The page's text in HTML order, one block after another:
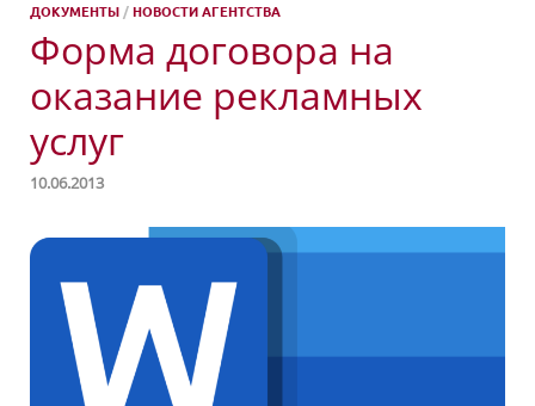
ДОКУМЕНТЫ /НОВОСТИ АГЕНТСТВА
Форма договора на
оказание рекламных
услуг
10.06.2013